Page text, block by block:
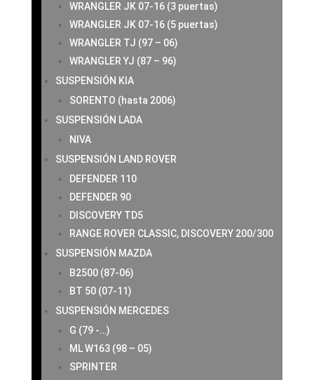
WRANGLER JK 07-16 (3 puertas)
WRANGLER JK 07-16 (5 puertas)
WRANGLER TJ (97 – 06)
WRANGLER YJ (87 – 96)
SUSPENSIÓN KIA
SORENTO (hasta 2006)
SUSPENSIÓN LADA
NIVA
SUSPENSIÓN LAND ROVER
DEFENDER 110
DEFENDER 90
DISCOVERY TD5
RANGE ROVER CLASSIC, DISCOVERY 200/300
SUSPENSIÓN MAZDA
B2500 (87-06)
BT 50 (07-11)
SUSPENSIÓN MERCEDES
G (79 -…)
ML W163 (98 – 05)
SPRINTER